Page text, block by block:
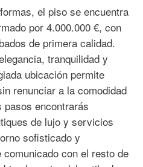
el piso se encuentra
por 4.000.000 €, con
de primera calidad.
tranquilidad y
ubicación permite
renunciar a la comodidad
pasos encontrarás
de lujo y servicios
sofisticado y
con el resto de